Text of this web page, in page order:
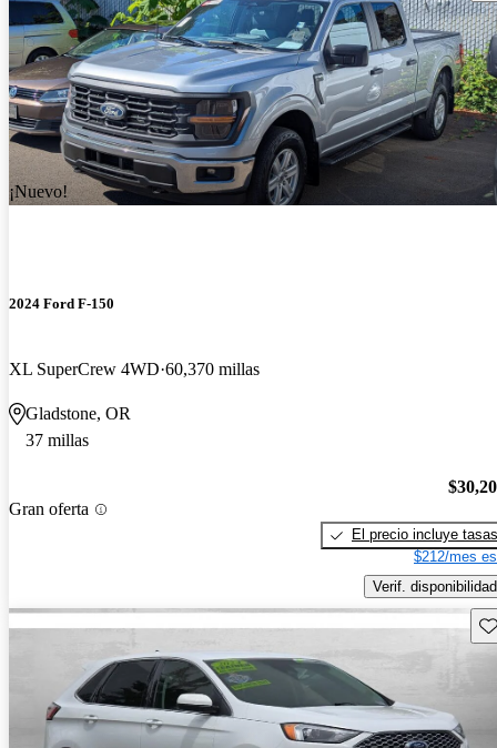
¡Nuevo!
2024 Ford F-150
XL SuperCrew 4WD 60,370 millas
Gladstone, OR
37 millas
Gran oferta
El precio incluye tasas
$212/mes
Verif. disponibilidad